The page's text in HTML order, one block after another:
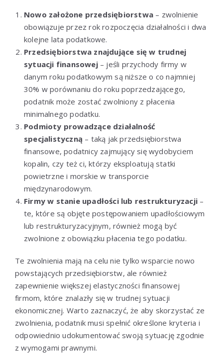
Nowo założone przedsiębiorstwa – zwolnienie
obowiązuje przez rok rozpoczęcia działalności i dwa
kolejne lata podatkowe.
Przedsiębiorstwa znajdujące się w trudnej
sytuacji finansowej– jeśli przychody firmy w
danym roku podatkowym są niższe o co najmniej
30% w porównaniu do roku poprzedzającego,
podatnik może zostać zwolniony z płacenia
minimalnego podatku.
Podmioty prowadzące działalność
specjalistyczną – taką jak przedsiębiorstwa
finansowe, podatnicy zajmujący się wydobyciem
kopalin, czy też ci, którzy eksploatują statki
powietrzne i morskie w transporcie
międzynarodowym.
Firmy w stanie upadłości lub restrukturyzacji –
te, które są objęte postępowaniem upadłościowym
lub restrukturyzacyjnym, również mogą być
zwolnione z obowiązku płacenia tego podatku.
Te zwolnienia mają na celu nie tylko wsparcie nowo
powstających przedsiębiorstw, ale również
zapewnienie większej elastyczności finansowej
firmom, które znalazły się w trudnej sytuacji
ekonomicznej. Warto zaznaczyć, że aby skorzystać ze
zwolnienia, podatnik musi spełnić określone kryteria i
odpowiednio udokumentować swoją sytuację zgodnie
z wymogami prawnymi.